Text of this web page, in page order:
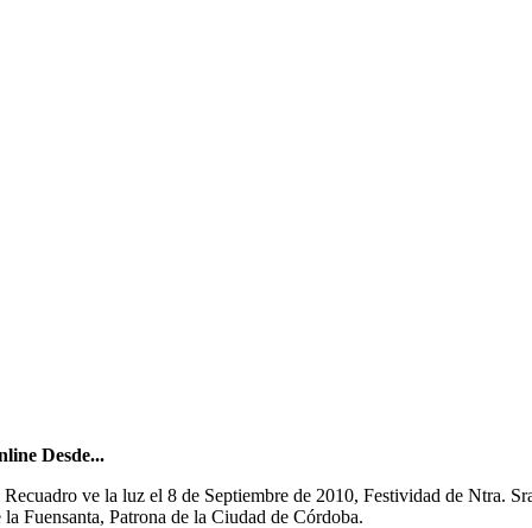
Desde...
ve la luz el 8 de Septiembre de 2010, Festividad de Ntra.
la Fuensanta, Patrona de la Ciudad de Córdoba.